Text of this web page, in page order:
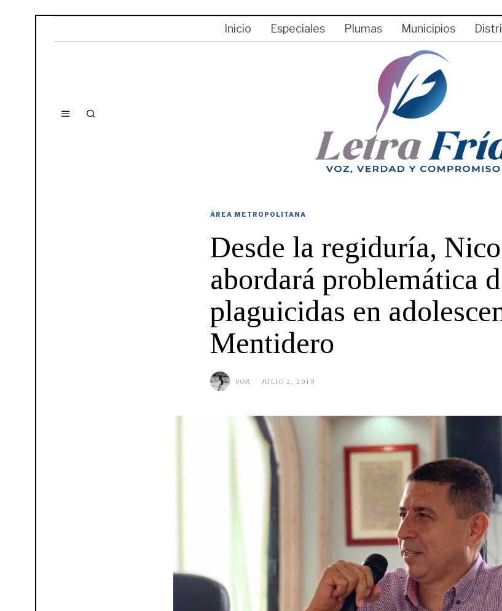
Inicio Especiales Plumas Municipios
ÁREA METROPOLITANA
Desde la regiduría,
abordará problemática
plaguicidas en
Mentidero
POR JULIO 2, 2019
O